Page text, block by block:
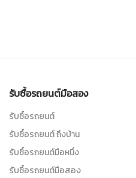
รับซื้อรถยนต์มือสอง
รับซื้อรถยนต์
รับซื้อรถยนต์ ถึงบ้าน
รับซื้อรถยนต์มือหนึ่ง
รับซื้อรถยนต์มือสอง